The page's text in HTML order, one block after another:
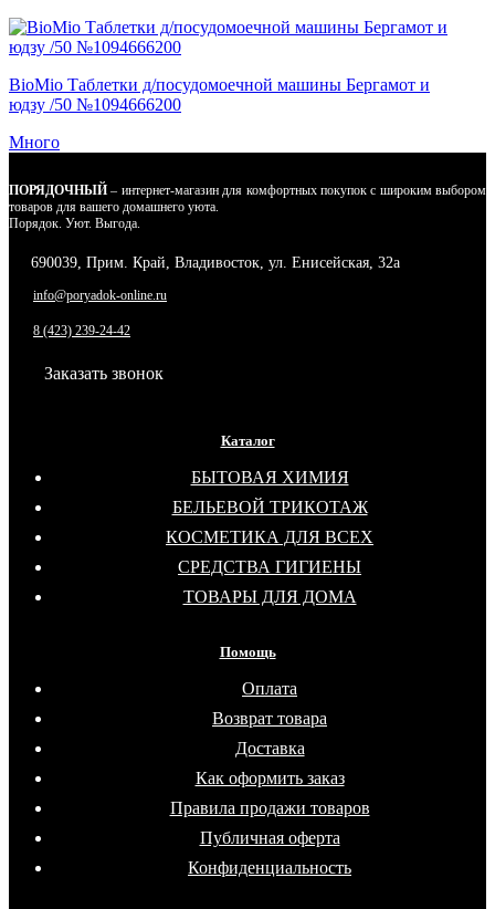
BioMio Таблетки д/посудомоечной машины Бергамот и
юдзу /50 №1094666200
Много
ПОРЯДОЧНЫЙ – интернет-магазин для комфортных покупок с широким выбором
товаров для вашего домашнего уюта.
Порядок. Уют. Выгода.
690039, Прим. Край, Владивосток, ул. Енисейская, 32а
info@poryadok-online.ru
8 (423) 239-24-42
Заказать звонок
Каталог
БЫТОВАЯ ХИМИЯ
БЕЛЬЕВОЙ ТРИКОТАЖ
КОСМЕТИКА ДЛЯ ВСЕХ
СРЕДСТВА ГИГИЕНЫ
ТОВАРЫ ДЛЯ ДОМА
Помощь
Оплата
Возврат товара
Доставка
Как оформить заказ
Правила продажи товаров
Публичная оферта
Конфиденциальность